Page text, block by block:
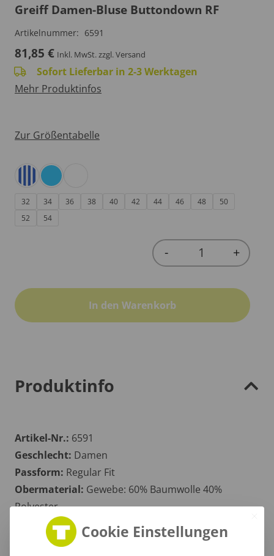
Greiff Damen-Bluse Buttondown RF
Artikelnummer: 6591
81,85 € Inkl. MwSt.zzgl. Versand
Sofort Lieferbar in 2-3 Werktagen
Mehr Produktinfos
Zur Größentabelle
32 34 36 38 40 42 44 46 48
50
52
54
Quantity
- +
In den Warenkorb
Produktinfo
Artikel-Nr.: 6591
Geschlecht: Damen
Passform: Regular Fit
Obermaterial: Gewebe: 60% Baumwolle 40%
Polyester
Grammatur: 135 g/m²
Zertifikate : OEKOTEX 100
Cookie Einstellungen